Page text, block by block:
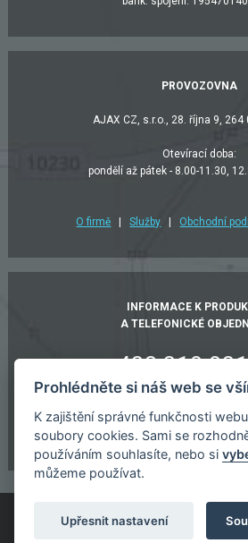
PROVOZOVNA
AJAX CZ, s.r.o., 28. října 9, 264
Otevírací doba:
pondělí až pátek - 8.00-11.30,
O firmě |Služby Obchodní
INFORMACE K
A TELEFONICKÉ
+420 318
+420 603
Všechna práva vyhrazena ©2021 AJAX CZ,
Prohlédněte si náš web se
K zajištění správné funkčnosti
soubory cookies. Sami se
používáním souhlasíte, nebo si
můžeme používat.
Upřesnit nastavení